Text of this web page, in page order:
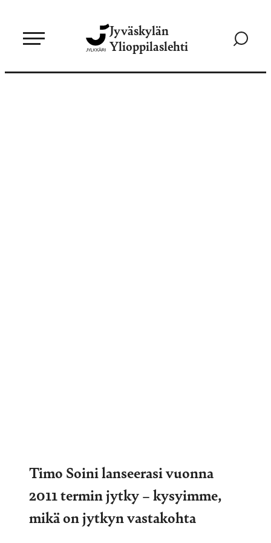
sisältöön
Jyväskylän
Ylioppilaslehti
Siirry
Timo Soini lanseerasi vuonna
2011 termin jytky – kysyimme,
mikä on jytkyn vastakohta